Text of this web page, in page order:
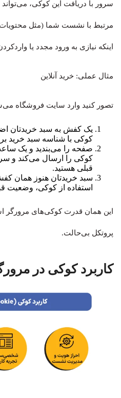
سرور با دریافت این کوکی،
مرتبط با نشست شما (مثل محتویات
اینکه نیازی به ورود مجدد یا
مثال عملی: خرید آنلاین
تصور کنید وارد سایت فروشگاه
یک کفش به سبد خریدتان
کوکی با شناسه سبد خرید
صفحه را می‌بندید و یک
کوکی را ارسال می‌کند و
قبلی هستید.
سبد خریدتان هنوز همان
استفاده از کوکی، وضعیت
این همان قدرت کوکی‌های
پروتکل بی‌حالت.
کاربرد کوکی در